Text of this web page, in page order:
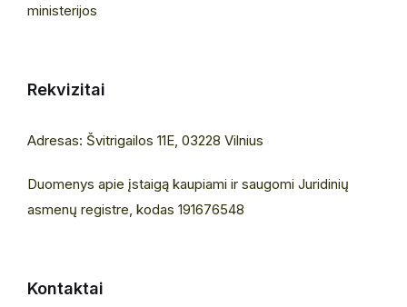
ministerijos
Rekvizitai
Adresas: Švitrigailos 11E, 03228 Vilnius
Duomenys apie įstaigą kaupiami ir saugomi Juridinių
asmenų registre, kodas 191676548
Kontaktai